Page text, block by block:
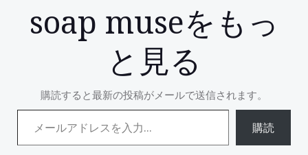
soap museをもっ
と見る
購読すると最新の投稿がメールで送信されます。
メールアドレスを入力...
購読